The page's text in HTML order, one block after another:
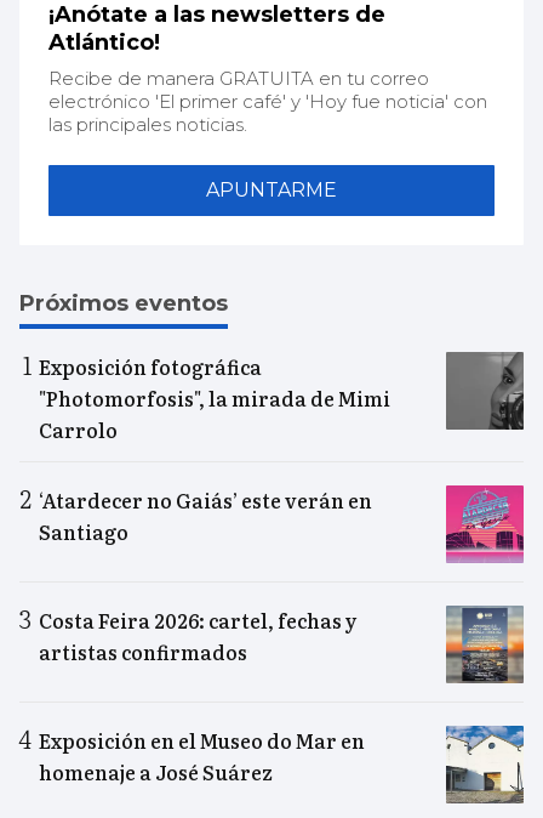
¡Anótate a las newsletters de
Atlántico!
Recibe de manera GRATUITA en tu correo
electrónico 'El primer café' y 'Hoy fue noticia' con
las principales noticias.
APUNTARME
Próximos eventos
Exposición fotográfica
"Photomorfosis", la mirada de Mimi
Carrolo
‘Atardecer no Gaiás’ este verán en
Santiago
Costa Feira 2026: cartel, fechas y
artistas confirmados
Exposición en el Museo do Mar en
homenaje a José Suárez